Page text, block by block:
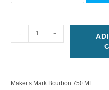
- +
Maker’s Mark Bourbon 750 ML.